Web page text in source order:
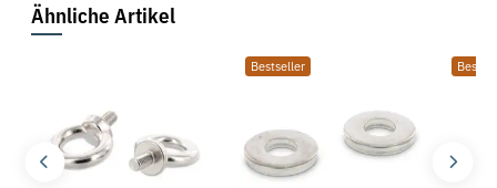
Ähnliche Artikel
Bestseller